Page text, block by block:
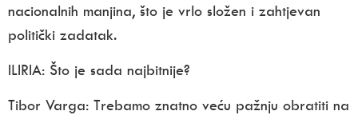
nacionalnih manjina, što je vrlo složen i zahtjevan
politički zadatak.
ILIRIA: Što je sada najbitnije?
Tibor Varga: Trebamo znatno veću pažnju obratiti na